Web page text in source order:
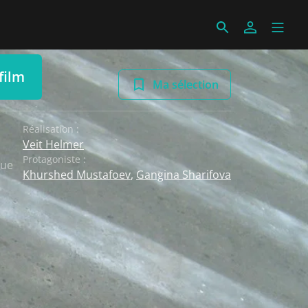
Ma sélection
Réalisation :
Veit Helmer
Protagoniste :
Khurshed Mustafoev, Gangina Sharifova